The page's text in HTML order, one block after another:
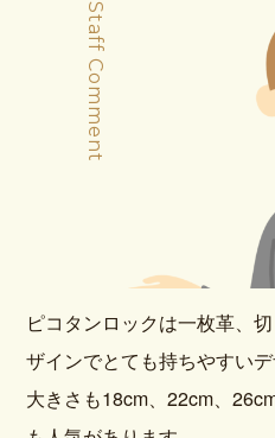
Staff Comment
ピコタンロックは一枚革、
ザインでとても持ちやすいデ
大きさも18cm、22cm、